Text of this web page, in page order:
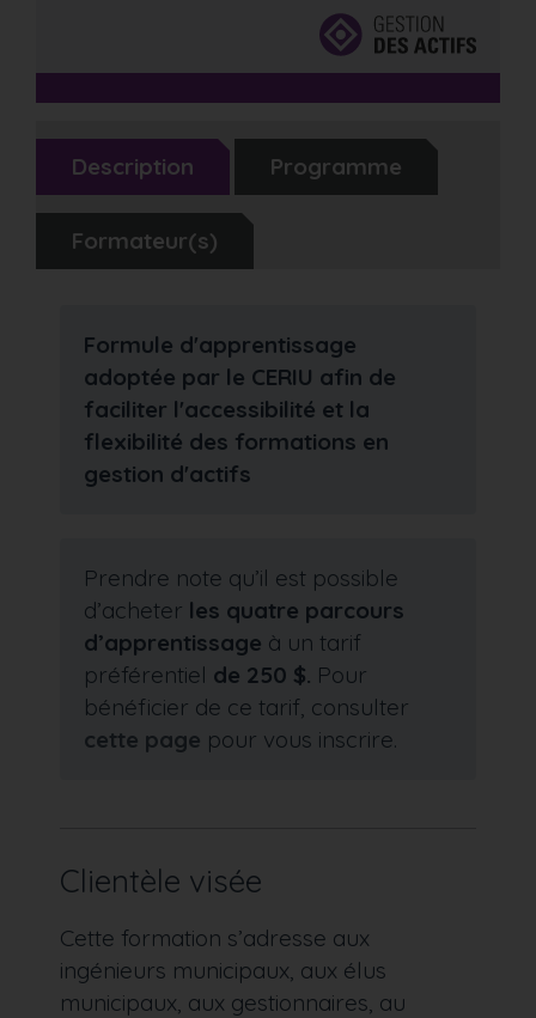
Description Programme
Formateur(s)
Formule d'apprentissage
adoptée par le CERIU afin de
faciliter l'accessibilité et la
flexibilité des formations en
gestion d'actifs
Prendre note qu’il est possible
d’acheter les quatre parcours
d’apprentissage à un tarif
préférentiel de 250 $. Pour
bénéficier de ce tarif, consulter
cette page pour vous inscrire.
Clientèle visée
Cette formation s’adresse aux
ingénieurs municipaux, aux élus
municipaux, aux gestionnaires, au